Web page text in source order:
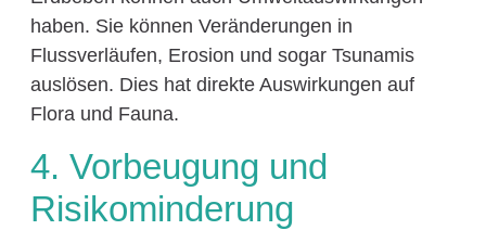
haben. Sie können Veränderungen in
Flussverläufen, Erosion und sogar Tsunamis
auslösen. Dies hat direkte Auswirkungen auf
Flora und Fauna.
4. Vorbeugung und
Risikominderung